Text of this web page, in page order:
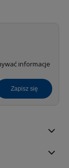
informacje
zapisz się